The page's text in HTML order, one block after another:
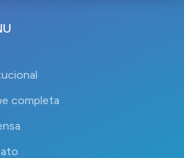
completa